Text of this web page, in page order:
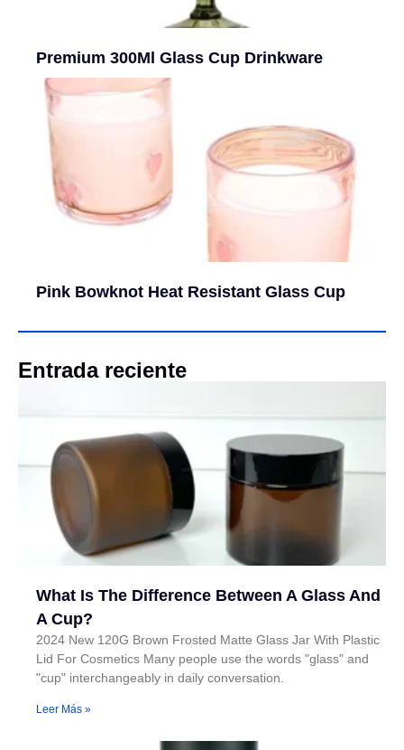
Premium 300Ml Glass Cup Drinkware
Pink Bowknot Heat Resistant Glass Cup
Entrada reciente
What Is The Difference Between A Glass And
A Cup?
2024 New 120G Brown Frosted Matte Glass Jar With Plastic
Lid For Cosmetics Many people use the words "glass" and
"cup" interchangeably in daily conversation.
Leer Más »